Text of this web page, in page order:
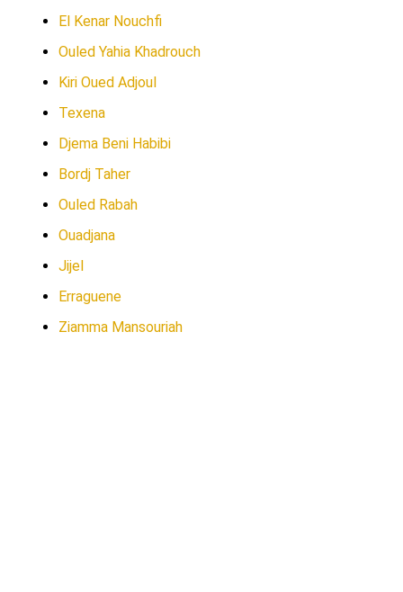
El Kenar Nouchfi
Ouled Yahia Khadrouch
Kiri Oued Adjoul
Texena
Djema Beni Habibi
Bordj Taher
Ouled Rabah
Ouadjana
Jijel
Erraguene
Ziamma Mansouriah